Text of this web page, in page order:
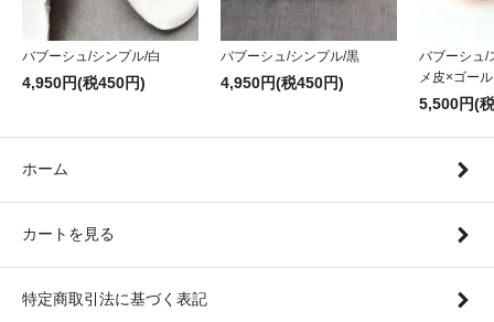
バブーシュ/シンプル/白
4,950円(税450円)
バブーシュ/シンプル/黒
4,950円(税450円)
バブーシュ/
メ皮×ゴー
5,500円(
ホーム
カートを見る
特定商取引法に基づく表記